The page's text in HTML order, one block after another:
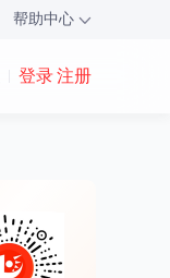
帮助中心
登录 注册